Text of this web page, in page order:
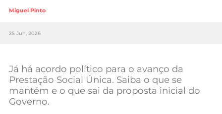
Sociedade
Tecnologia
Negócios
Mundial 2026
Miguel Pinto
25 Jun, 2026
Já há acordo político para o avanço da
Prestação Social Única. Saiba o que se
mantém e o que sai da proposta inicial do
Governo.